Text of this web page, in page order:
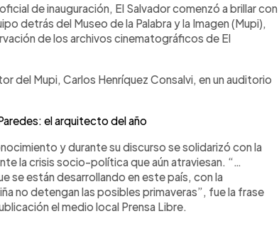
de inauguración, El Salvador comenzó a brillar con
detrás del Museo de la Palabra y la Imagen (Mupi),
de los archivos cinematográficos de El
del Mupi, Carlos Henríquez Consalvi, en un auditorio
el arquitecto del año
y durante su discurso se solidarizó con la
la crisis socio-política que aún atraviesan. “…
se están desarrollando en este país, con la
no detengan las posibles primaveras”, fue la frase
el medio local Prensa Libre.